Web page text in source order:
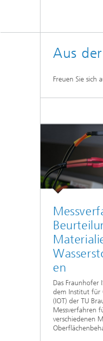
Aus
Freuen Sie sich
en
Das Fraunhofer
dem Institut für
(IOT) der TU
Messverfahren
verschiedenen